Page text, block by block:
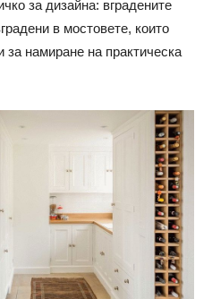
за дизайна: вградените
в мостовете, които
за намиране на практическа